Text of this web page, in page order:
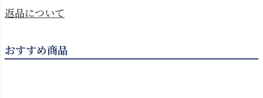
返品について
おすすめ商品